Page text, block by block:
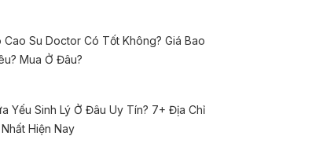
Cao Su Doctor Có Tốt Không? Giá Bao
Mua Ở Đâu?
Yếu Sinh Lý Ở Đâu Uy Tín? 7+ Địa Chỉ
Hiện Nay